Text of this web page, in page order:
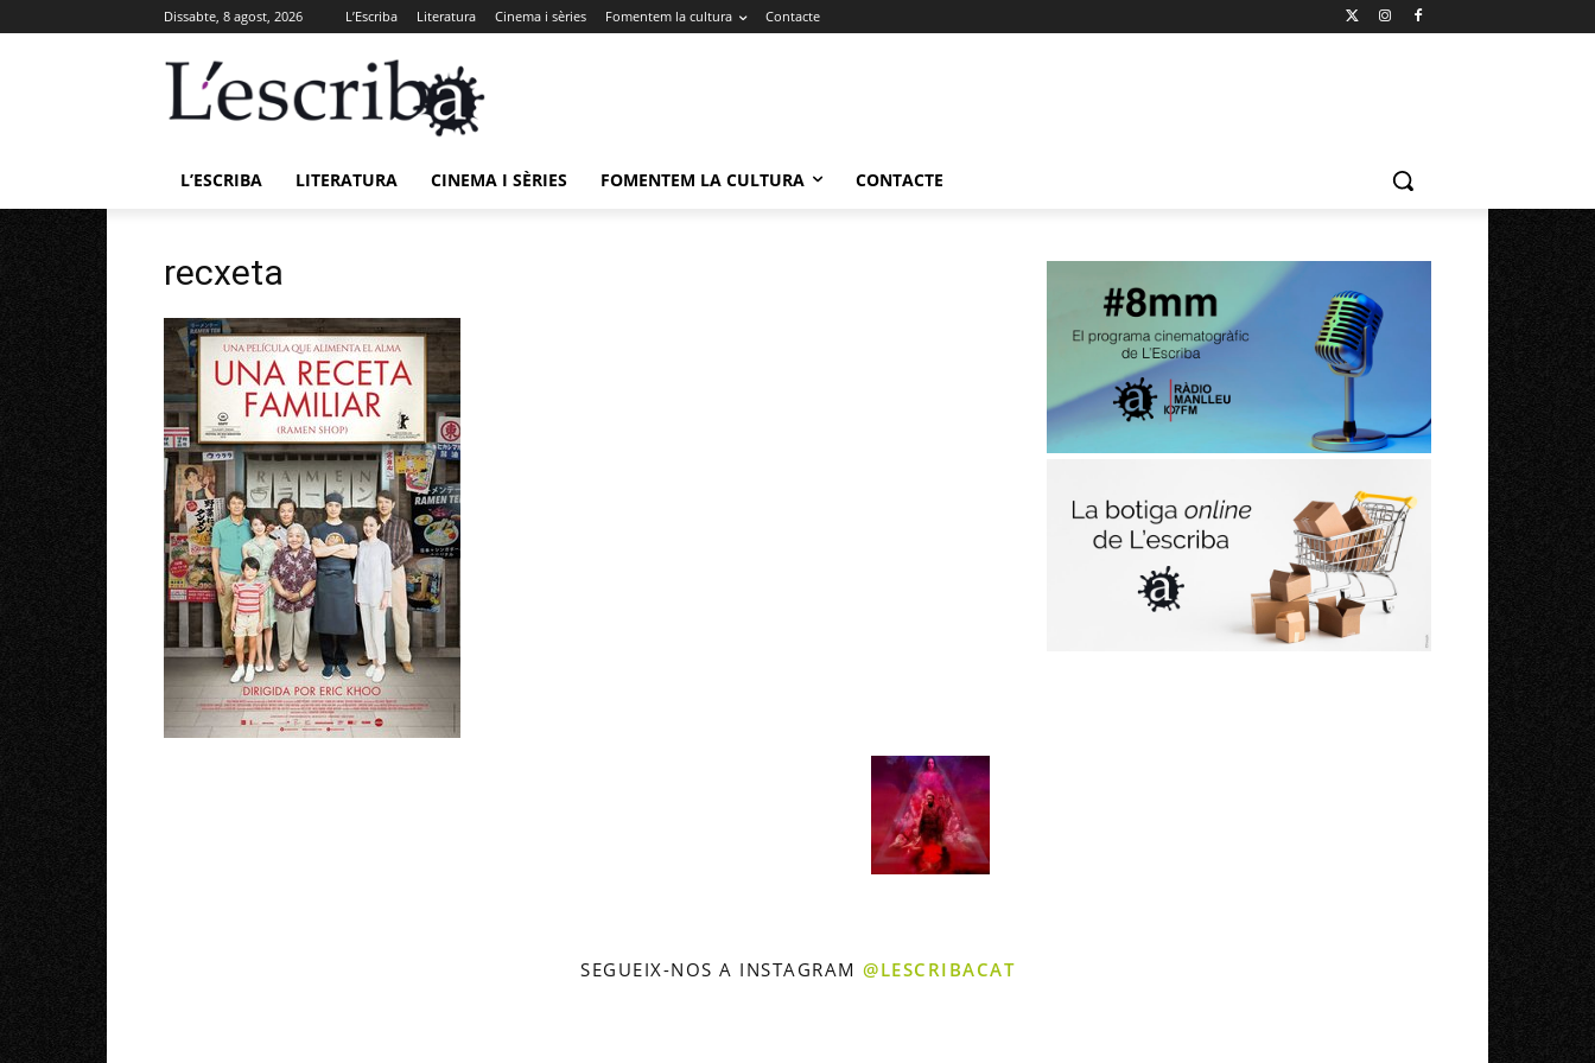
Dissabte, 8 agost, 2026 L’Escriba Literatura Cinema i sèries Fomentem la cultura Contacte
L’ESCRIBA LITERATURA CINEMA I SÈRIES FOMENTEM LA CULTURA CONTACTE
recxeta
SEGUEIX-NOS A INSTAGRAM @LESCRIBACAT